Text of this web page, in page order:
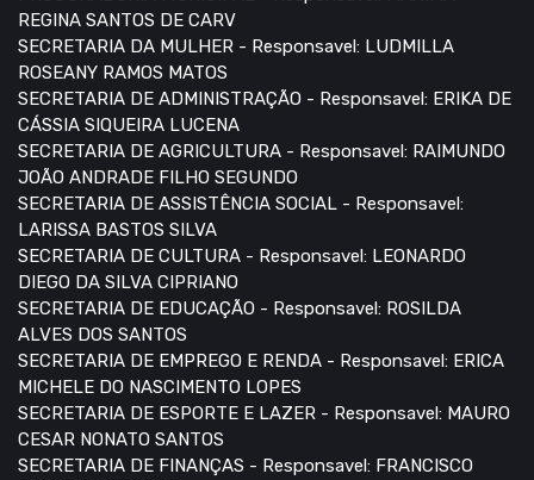
REGINA SANTOS DE CARV
SECRETARIA DA MULHER - Responsavel: LUDMILLA
ROSEANY RAMOS MATOS
SECRETARIA DE ADMINISTRAÇÃO - Responsavel: ERIKA DE
CÁSSIA SIQUEIRA LUCENA
SECRETARIA DE AGRICULTURA - Responsavel: RAIMUNDO
JOÃO ANDRADE FILHO SEGUNDO
SECRETARIA DE ASSISTÊNCIA SOCIAL - Responsavel:
LARISSA BASTOS SILVA
SECRETARIA DE CULTURA - Responsavel: LEONARDO
DIEGO DA SILVA CIPRIANO
SECRETARIA DE EDUCAÇÃO - Responsavel: ROSILDA
ALVES DOS SANTOS
SECRETARIA DE EMPREGO E RENDA - Responsavel: ERICA
MICHELE DO NASCIMENTO LOPES
SECRETARIA DE ESPORTE E LAZER - Responsavel: MAURO
CESAR NONATO SANTOS
SECRETARIA DE FINANÇAS - Responsavel: FRANCISCO